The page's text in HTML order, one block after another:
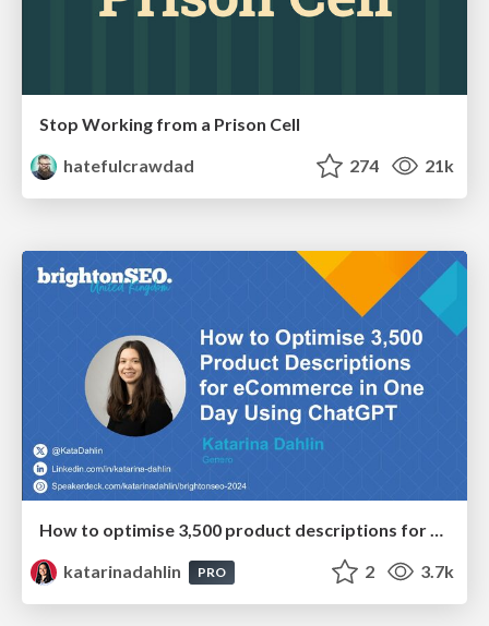
Stop Working from a Prison Cell
hatefulcrawdad
274 21k
How to optimise 3,500 product descriptions for ecommerce in one day using ChatGPT
katarinadahlin
PRO 2 3.7k